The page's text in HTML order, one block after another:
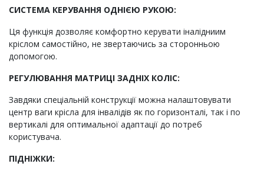
СИСТЕМА КЕРУВАННЯ ОДНІЄЮ РУКОЮ:
Ця функція дозволяє комфортно керувати іналідниим
кріслом самостійно, не звертаючись за сторонньою
допомогою.
РЕГУЛЮВАННЯ МАТРИЦІ ЗАДНІХ КОЛІС:
Завдяки спеціальній конструкції можна налаштовувати
центр ваги крісла для інвалідів як по горизонталі, так і по
вертикалі для оптимальної адаптації до потреб
користувача.
ПІДНІЖКИ: